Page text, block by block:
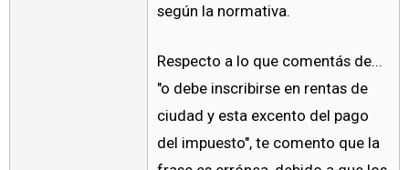
según la normativa.
Respecto a lo que comentás de...
"o debe inscribirse en rentas de
ciudad y esta excento del pago
del impuesto", te comento que la